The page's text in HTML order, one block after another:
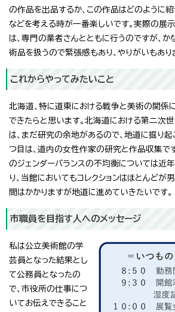
の作品を出品するか、この作品はどのように
などを考える時が一番楽しいです。実際の展
は、専門の業者さんとともに行うのですが、か
術品を扱うので緊張感もあり、やりがいもあり
これからやってみたいこと
北海道、特に道東における戦争と美術の関係
できたらと思います。北海道における第二次
は、まだ研究の余地があるので、地道に掘り起
つ目は、道内の女性作家の研究と作品収集で
のジェンダーバランスの不均衡については近
り、当館においてもコレクションはほとんどが
間はかかりますが地道に進めていきたいです。
市職員を目指す人へのメッセージ
私は公立美術館の学
芸員となった結果とし
て公務員となったの
で、市役所の仕事につ
いてお伝えできること